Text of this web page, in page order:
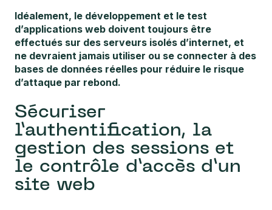
Idéalement, le développement et le test
d’applications web doivent toujours être
effectués sur des serveurs isolés d’internet, et
ne devraient jamais utiliser ou se connecter à des
bases de données réelles pour réduire le risque
d’attaque par rebond.
Sécuriser
l’authentification, la
gestion des sessions et
le contrôle d’accès d’un
site web